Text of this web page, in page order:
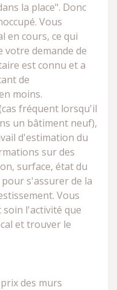
la place". Donc
Vous
en cours, ce qui
demande de
est connu et a
de
moins.
fréquent lorsqu'il
un bâtiment neuf),
d'estimation du
sur des
surface, état du
s'assurer de la
Vous
soin l'activité que
et trouver le
des murs